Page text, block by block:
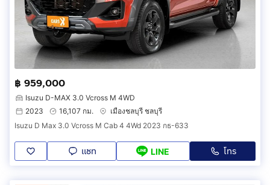
฿ 959,000
Isuzu D-MAX 3.0 Vcross M 4WD
2023
16,107 กม.
เมืองชลบุรี ชลบุรี
Isuzu D Max 3.0 Vcross M Cab 4 4Wd 2023 กธ-633
แชท LINE โทร